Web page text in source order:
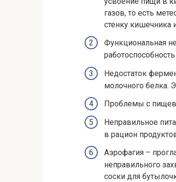
газов, то есть
стенку кишечника
Функциональная
Недостаток
молочного белка.
Проблемы с
Неправильное
в рацион
Аэрофагия –
неправильного
соски для